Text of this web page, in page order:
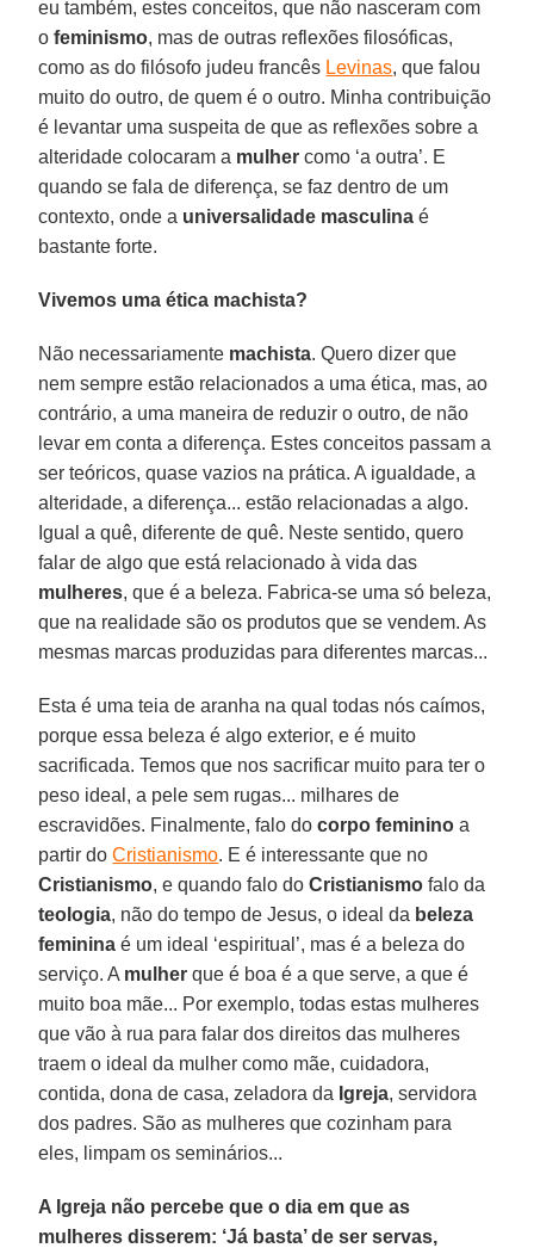
eu também, estes conceitos, que não nasceram com
ofeminismo, mas de outras reflexões filosóficas,
como as do filósofo judeu francês Levinas, que falou
muito do outro, de quem é o outro. Minha contribuição
é levantar uma suspeita de que as reflexões sobre a
alteridade colocaram a mulher como ‘a outra’. E
quando se fala de diferença, se faz dentro de um
contexto, onde a universalidade masculina é
bastante forte.
Vivemos uma ética machista?
Não necessariamente machista. Quero dizer que
nem sempre estão relacionados a uma ética, mas, ao
contrário, a uma maneira de reduzir o outro, de não
levar em conta a diferença. Estes conceitos passam a
ser teóricos, quase vazios na prática. A igualdade, a
alteridade, a diferença... estão relacionadas a algo.
Igual a quê, diferente de quê. Neste sentido, quero
falar de algo que está relacionado à vida das
mulheres, que é a beleza. Fabrica-se uma só beleza,
que na realidade são os produtos que se vendem. As
mesmas marcas produzidas para diferentes marcas...
Esta é uma teia de aranha na qual todas nós caímos,
porque essa beleza é algo exterior, e é muito
sacrificada. Temos que nos sacrificar muito para ter o
peso ideal, a pele sem rugas... milhares de
escravidões. Finalmente, falo docorpo feminino a
partir doCristianismo. E é interessante que no
Cristianismo, e quando falo doCristianismo falo da
teologia, não do tempo de Jesus, o ideal da beleza
feminina é um ideal ‘espiritual’, mas é a beleza do
serviço. A mulher que é boa é a que serve, a que é
muito boa mãe... Por exemplo, todas estas mulheres
que vão à rua para falar dos direitos das mulheres
traem o ideal da mulher como mãe, cuidadora,
contida, dona de casa, zeladora da Igreja, servidora
dos padres. São as mulheres que cozinham para
eles, limpam os seminários...
A Igreja não percebe que o dia em que as
mulheres disserem: ‘Já basta’ de ser servas,